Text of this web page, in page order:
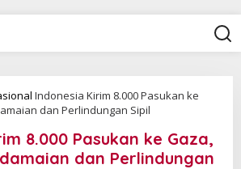
Indonesia Kirim 8.000 Pasukan ke
dan Perlindungan Sipil
8.000 Pasukan ke Gaza,
dan Perlindungan